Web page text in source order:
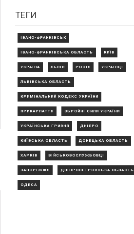
ТЕГИ
ІВАНО-ФРАНКІВСЬК
ІВАНО-ФРАНКІВСЬКА ОБЛАСТЬ КИЇВ
УКРАЇНА ЛЬВІВ РОСІЯ УКРАЇНЦІ
ЛЬВІВСЬКА ОБЛАСТЬ
КРИМІНАЛЬНИЙ КОДЕКС УКРАЇНИ
ПРИКАРПАТТЯ ЗБРОЙНІ СИЛИ УКРАЇНИ
УКРАЇНСЬКА ГРИВНЯ ДНІПРО
КИЇВСЬКА ОБЛАСТЬ ДОНЕЦЬКА ОБЛАСТЬ
ХАРКІВ ВІЙСЬКОВОСЛУЖБОВЦІ
ЗАПОРІЖЖЯ ДНІПРОПЕТРОВСЬКА ОБЛАСТЬ
ОДЕСА